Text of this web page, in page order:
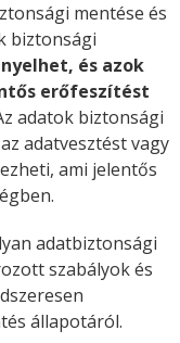
mentése és
biztonsági
és azok
erőfeszítést
adatok biztonsági
adatvesztést vagy
ami jelentős
adatbiztonsági
szabályok és
állapotáról.